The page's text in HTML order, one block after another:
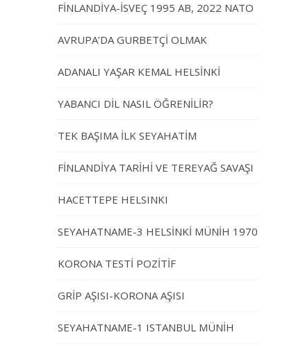
FİNLANDİYA-İSVEÇ 1995 AB, 2022 NATO
AVRUPA’DA GURBETÇİ OLMAK
ADANALI YAŞAR KEMAL HELSİNKİ
YABANCI DİL NASIL ÖĞRENİLİR?
TEK BAŞIMA İLK SEYAHATİM
FİNLANDİYA TARİHİ VE TEREYAĞ SAVAŞI
HACETTEPE HELSINKI
SEYAHATNAME-3 HELSİNKİ MÜNİH 1970
KORONA TESTİ POZİTİF
GRİP AŞISI-KORONA AŞISI
SEYAHATNAME-1 ISTANBUL MÜNİH